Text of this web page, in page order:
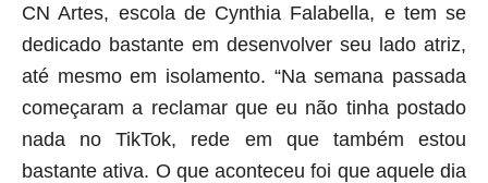
CN Artes, escola de Cynthia Falabella, e tem se
dedicado bastante em desenvolver seu lado atriz,
até mesmo em isolamento. “Na semana passada
começaram a reclamar que eu não tinha postado
nada no TikTok, rede em que também estou
bastante ativa. O que aconteceu foi que aquele dia